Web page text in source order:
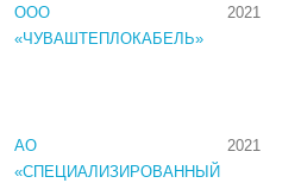
ООО
«ЧУВАШТЕПЛОКАБЕЛЬ»
2021
АО
«СПЕЦИАЛИЗИРОВАННЫЙ
2021